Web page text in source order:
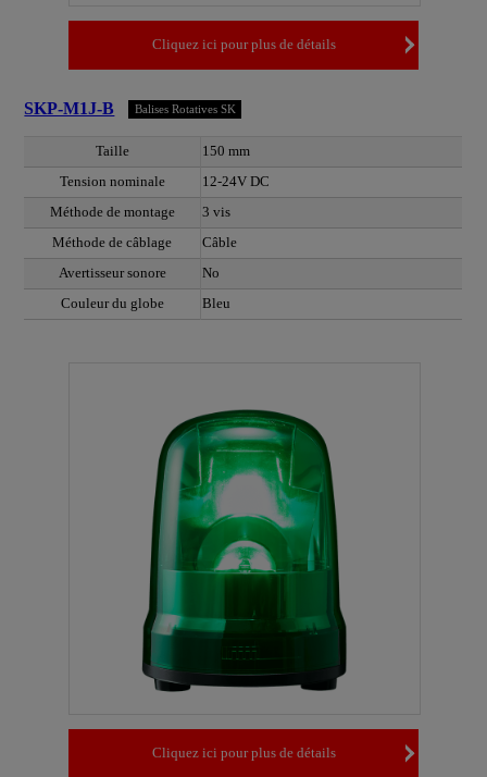
Cliquez ici pour plus de détails
SKP-M1J-B Balises Rotatives SK
Taille
150 mm
Tension nominale
12-24V DC
Méthode de montage
3 vis
Méthode de câblage
Câble
Avertisseur sonore
No
Couleur du globe
Bleu
Cliquez ici pour plus de détails